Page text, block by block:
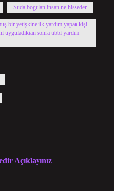
Suda bogulan insan ne hisseder
bir yetişkine ilk yardım yapan kişi
uyguladıktan sonra tıbbi yardım
Açıklayınız